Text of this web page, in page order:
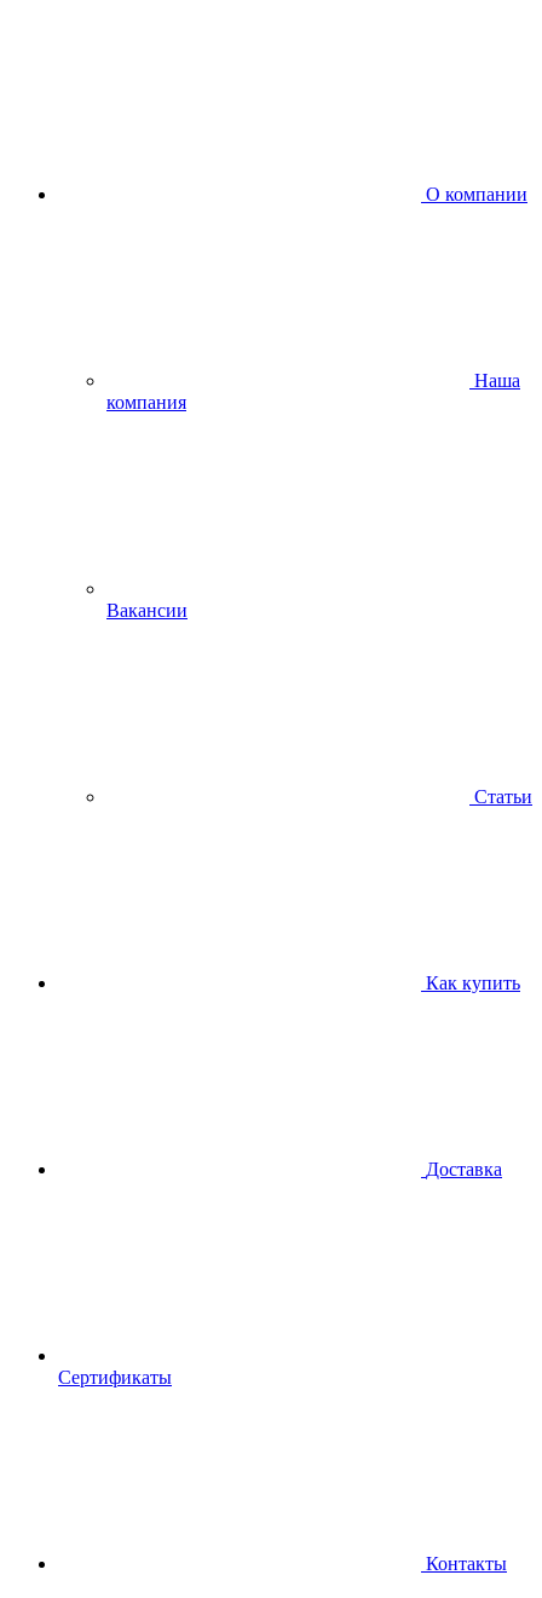
О компании
Наша
компания
Вакансии
Статьи
Как купить
Доставка
Сертификаты
Контакты